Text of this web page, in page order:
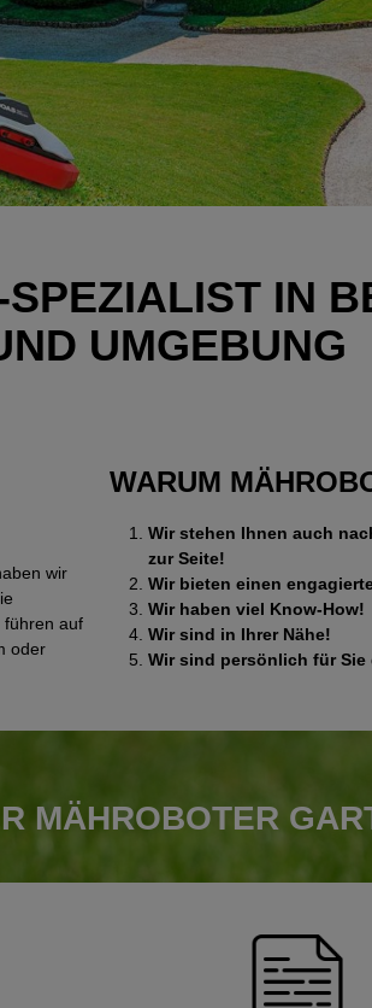
IN
UMGEBUNG
wir
führen auf
oder
WARUM
Wir stehen Ihnen auch
zur Seite!
Wir bieten einen
Wir haben viel Know-How!
Wir sind in Ihrer Nähe!
Wir sind persönlich für Sie
MÄHROBOTER